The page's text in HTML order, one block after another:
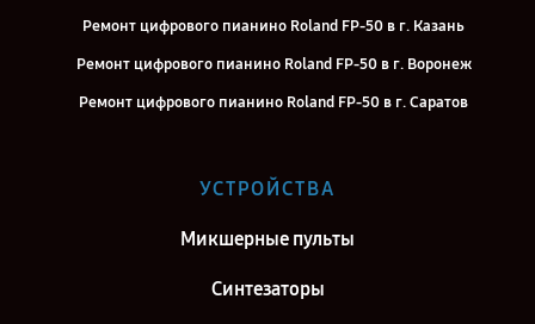
Ремонт цифрового пианино Roland FP-50 в г. Казань
Ремонт цифрового пианино Roland FP-50 в г. Воронеж
Ремонт цифрового пианино Roland FP-50 в г. Саратов
Ремонт цифрового пианино Roland FP-50 в г. Киров
Ремонт цифрового пианино Roland FP-50 в г. Санкт-Петербург
УСТРОЙСТВА
Микшерные пульты
Синтезаторы